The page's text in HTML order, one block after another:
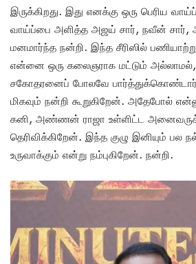
இருக்கிறது. இது எனக்கு ஒரு பெரிய
வாய்ப்பை அளித்த அஜய் சார், நவீன் சார்,
மனமார்ந்த நன்றி. இந்த சீரிஸில்
என்னை ஒரு கலைஞராக மட்டும்
சகோதரனைப் போலவே
மிகவும் நன்றி கூறுகிறேன். அதேபோல்
கனி, அண்ணன் ராஜா உள்ளிட்ட
தெரிவிக்கிறேன். இந்த குழு இனியும் பல
உருவாக்கும் என்று நம்புகிறேன். நன்றி.